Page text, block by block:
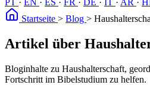
PT · EN · ES · FR · DE · IT · AR ·
Startseite > Blog >
Artikel über
Bloginhalte zu Haushalterschaft,
Fortschritt im Bibelstudium zu helfen.